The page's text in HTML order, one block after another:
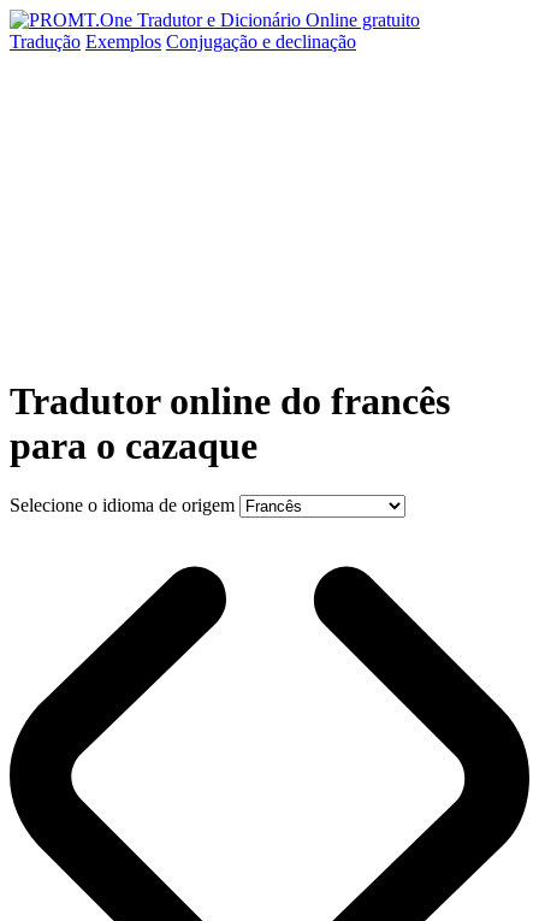
Tradução Exemplos Conjugação e declinação
Tradutor online do francês
para o cazaque
Selecione o idioma de origem